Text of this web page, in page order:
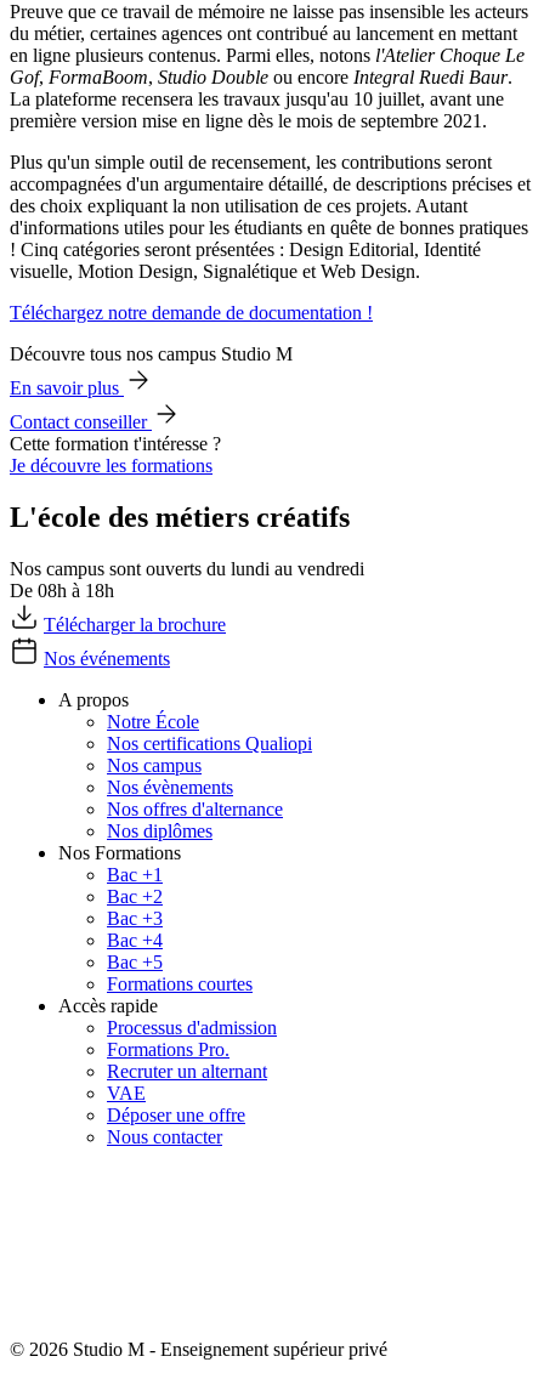
Preuve que ce travail de mémoire ne laisse pas insensible les acteurs
du métier, certaines agences ont contribué au lancement en mettant
en ligne plusieurs contenus. Parmi elles, notons l'Atelier Choque Le
Gof, FormaBoom, Studio Double ou encore Integral Ruedi Baur.
La plateforme recensera les travaux jusqu'au 10 juillet, avant une
première version mise en ligne dès le mois de septembre 2021.
Plus qu'un simple outil de recensement, les contributions seront
accompagnées d'un argumentaire détaillé, de descriptions précises et
des choix expliquant la non utilisation de ces projets. Autant
d'informations utiles pour les étudiants en quête de bonnes pratiques
! Cinq catégories seront présentées : Design Editorial, Identité
visuelle, Motion Design, Signalétique et Web Design.
Téléchargez notre demande de documentation !
Découvre tous nos campus Studio M
En savoir plus
Contact conseiller
Cette formation t'intéresse ?
Je découvre les formations
L'école des métiers créatifs
Nos campus sont ouverts du lundi au vendredi
De 08h à 18h
Télécharger la brochure
Nos événements
A propos
Notre École
Nos certifications Qualiopi
Nos campus
Nos évènements
Nos offres d'alternance
Nos diplômes
Nos Formations
Bac +1
Bac +2
Bac +3
Bac +4
Bac +5
Formations courtes
Accès rapide
Processus d'admission
Formations Pro.
Recruter un alternant
VAE
Déposer une offre
Nous contacter
© 2026 Studio M - Enseignement supérieur privé